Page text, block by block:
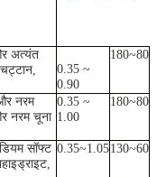
अत्यंत
0.35 ~
0.90
180~80
नरम
नरम चूना
0.35 ~
1.00
180~80
सॉफ्ट 0.35~1.05130~60